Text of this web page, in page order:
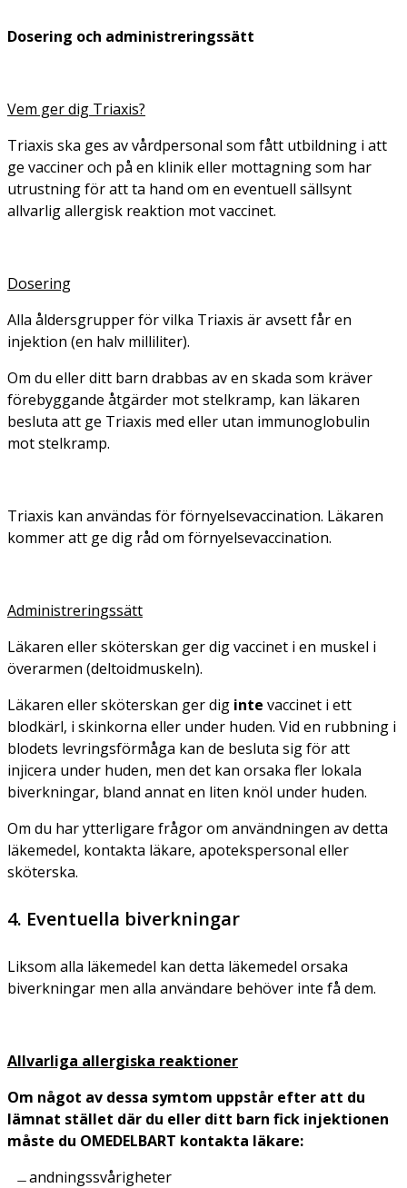
Dosering och administreringssätt
Vem ger dig Triaxis?
Triaxis ska ges av vårdpersonal som fått utbildning i att
ge vacciner och på en klinik eller mottagning som har
utrustning för att ta hand om en eventuell sällsynt
allvarlig allergisk reaktion mot vaccinet.
Dosering
Alla åldersgrupper för vilka Triaxis är avsett får en
injektion (en halv milliliter).
Om du eller ditt barn drabbas av en skada som kräver
förebyggande åtgärder mot stelkramp, kan läkaren
besluta att ge Triaxis med eller utan immunoglobulin
mot stelkramp.
Triaxis kan användas för förnyelsevaccination. Läkaren
kommer att ge dig råd om förnyelsevaccination.
Administreringssätt
Läkaren eller sköterskan ger dig vaccinet i en muskel i
överarmen (deltoidmuskeln).
Läkaren eller sköterskan ger dig inte vaccinet i ett
blodkärl, i skinkorna eller under huden. Vid en rubbning i
blodets levringsförmåga kan de besluta sig för att
injicera under huden, men det kan orsaka fler lokala
biverkningar, bland annat en liten knöl under huden.
Om du har ytterligare frågor om användningen av detta
läkemedel, kontakta läkare, apotekspersonal eller
sköterska.
4. Eventuella biverkningar
Liksom alla läkemedel kan detta läkemedel orsaka
biverkningar men alla användare behöver inte få dem.
Allvarliga allergiska reaktioner
Om något av dessa symtom uppstår efter att du
lämnat stället där du eller ditt barn fick injektionen
måste du OMEDELBART kontakta läkare:
andningssvårigheter